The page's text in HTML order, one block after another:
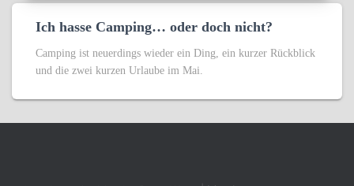
Ich hasse Camping… oder doch nicht?
Camping ist neuerdings wieder ein Ding, ein kurzer Rückblick
und die zwei kurzen Urlaube im Mai.